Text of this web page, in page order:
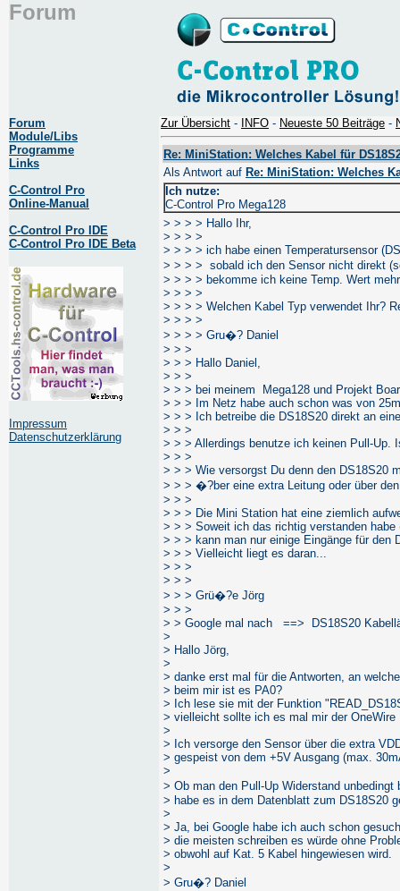
Forum
Forum
Module/Libs
Programme
Links
C-Control Pro
Online-Manual
C-Control Pro IDE
C-Control Pro IDE Beta
Impressum
Datenschutzerklärung
Zur Übersicht - INFO - Neueste 50 Beiträge -
Re: MiniStation: Welches Kabel für
Als Antwort auf Re: MiniStation: Welches
Ich nutze:
C-Control Pro Mega128
> > > > Hallo Ihr,
> > > >
> > > > ich habe einen Temperatursensor
> > > > sobald ich den Sensor nicht direkt
> > > > bekomme ich keine Temp. Wert
> > > >
> > > > Welchen Kabel Typ verwendet Ihr?
> > > >
> > > > Gru�? Daniel
> > >
> > > Hallo Daniel,
> > >
> > > bei meinem Mega128 und Projekt
> > > Im Netz habe auch schon was von
> > > Ich betreibe die DS18S20 direkt an
> > >
> > > Allerdings benutze ich keinen Pull-Up.
> > >
> > > Wie versorgst Du denn den DS18S20
> > > �?ber eine extra Leitung oder über
> > >
> > > Die Mini Station hat eine ziemlich
> > > Soweit ich das richtig verstanden
> > > kann man nur einige Eingänge für den
> > > Vielleicht liegt es daran...
> > >
> > >
> > > Grü�?e Jörg
> > >
> > Google mal nach ==> DS18S20
>
> Hallo Jörg,
>
> danke erst mal für die Antworten, an
> beim mir ist es PA0?
> Ich lese sie mit der Funktion
> vielleicht sollte ich es mal mir der
>
> Ich versorge den Sensor über die extra
> gespeist von dem +5V Ausgang (max.
>
> Ob man den Pull-Up Widerstand
> habe es in dem Datenblatt zum DS18S20
>
> Ja, bei Google habe ich auch schon
> die meisten schreiben es würde ohne
> obwohl auf Kat. 5 Kabel hingewiesen wird.
>
> Gru�? Daniel